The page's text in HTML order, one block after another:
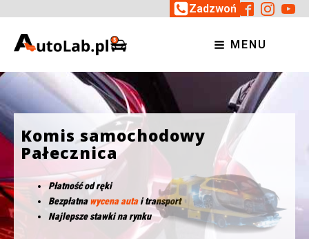
Zadzwoń
MENU
Komis samochodowy
Pałecznica
Płatność od ręki
Bezpłatnawycena autai transport
Najlepsze stawki na rynku